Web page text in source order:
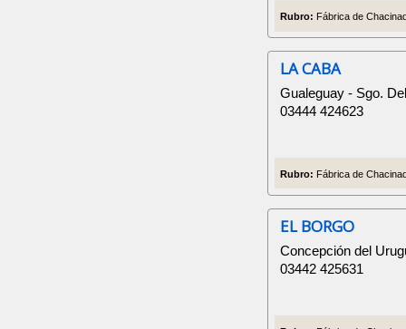
Rubro: Fábrica de
LA CABA
Gualeguay - Sgo.
03444 424623
Rubro: Fábrica de
EL BORGO
Concepción del
03442 425631